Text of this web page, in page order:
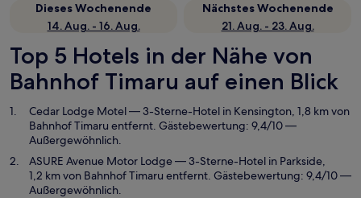
Dieses Wochenende
14. Aug. - 16. Aug.
Nächstes Wochenende
21. Aug. - 23. Aug.
Top 5 Hotels in der Nähe von
Bahnhof Timaru auf einen Blick
Cedar Lodge Motel— 3-Sterne-Hotel in Kensington, 1,8 km von
Bahnhof Timaru entfernt. Gästebewertung: 9,4/10 —
Außergewöhnlich.
ASURE Avenue Motor Lodge— 3-Sterne-Hotel in Parkside,
1,2 km von Bahnhof Timaru entfernt. Gästebewertung: 9,4/10 —
Außergewöhnlich.